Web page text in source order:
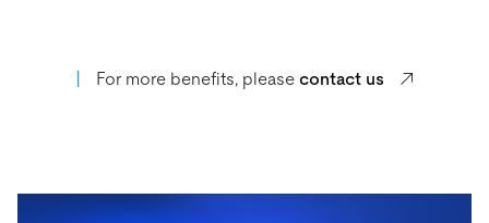
For more benefits, please contact us